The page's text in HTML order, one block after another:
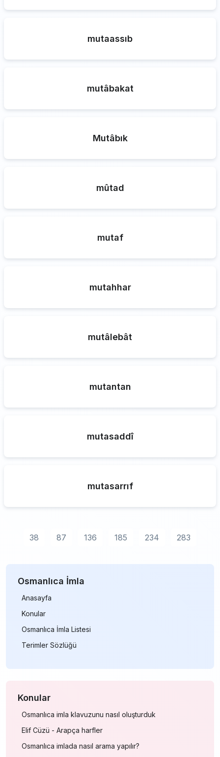
mutaassıb
mutâbakat
Mutâbık
mûtad
mutaf
mutahhar
mutâlebât
mutantan
mutasaddî
mutasarrıf
38 87 136 185 234 283
Osmanlıca İmla
Anasayfa
Konular
Osmanlıca İmla Listesi
Terimler Sözlüğü
Konular
Osmanlıca imla klavuzunu nasıl oluşturduk
Elif Cüzü - Arapça harfler
Osmanlıca imlada nasıl arama yapılır?